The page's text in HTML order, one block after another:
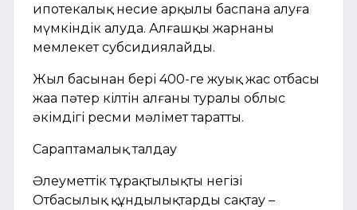
ипотекалық несие арқылы баспана алуға
мүмкіндік алуда. Алғашқы жарнаны
мемлекет субсидиялайды.
Жыл басынан бері 400-ге жуық жас отбасы
жаңа пәтер кілтін алғаны туралы облыс
әкімдігі ресми мәлімет таратты.
Сараптамалық талдау
Әлеуметтік тұрақтылықтың негізі
Отбасылық құндылықтарды сақтау –